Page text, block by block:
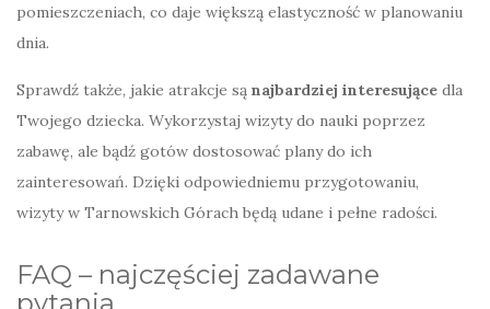
pomieszczeniach, co daje większą elastyczność w planowaniu
dnia.
Sprawdź także, jakie atrakcje są najbardziej interesujące dla
Twojego dziecka. Wykorzystaj wizyty do nauki poprzez
zabawę, ale bądź gotów dostosować plany do ich
zainteresowań. Dzięki odpowiedniemu przygotowaniu,
wizyty w Tarnowskich Górach będą udane i pełne radości.
FAQ – najczęściej zadawane